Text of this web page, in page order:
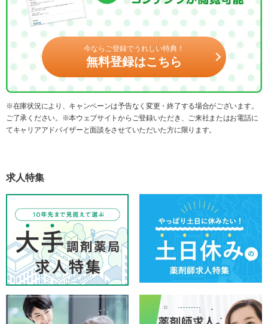
今ならご登録でうれしい特典！
無料登録はこちら
※在庫状況により、キャンペーンは予告なく変更・終了する場合がございます。
ご了承ください。※本ウェブサイトからご登録いただき、ご来社またはお電話に
てキャリアアドバイザーと面談をさせていただいた方に限ります。
求人特集